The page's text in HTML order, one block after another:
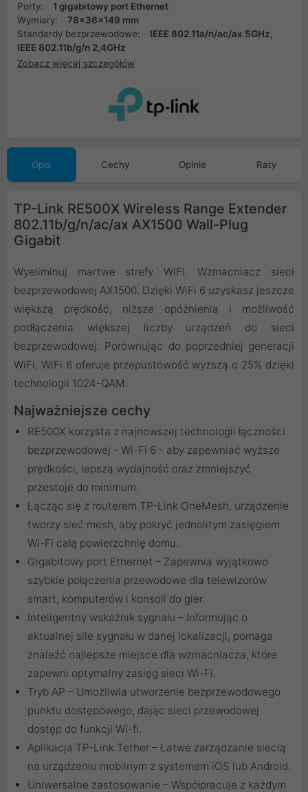
Porty:
1 gigabitowy port Ethernet
Wymiary:
78x36x149 mm
Standardy bezprzewodowe:
IEEE 802.11a/n/ac/ax 5GHz,
IEEE 802.11b/g/n 2,4GHz
Zobacz więcej szczegółów
Opis Cechy Opinie Raty
TP-Link RE500X Wireless Range Extender
802.11b/g/n/ac/ax AX1500 Wall-Plug
Gigabit
Wyeliminuj martwe strefy WiFi. Wzmacniacz sieci
bezprzewodowej AX1500. Dzięki WiFi 6 uzyskasz jeszcze
większą prędkość, niższe opóźnienia i możliwość
podłączenia większej liczby urządzeń do sieci
bezprzewodowej. Porównując do poprzedniej generacji
WiFi, WiFi 6 oferuje przepustowość wyższą o 25% dzięki
technologii 1024-QAM.
Najważniejsze cechy
RE500X korzysta z najnowszej technologii łączności
bezprzewodowej - Wi-Fi 6 - aby zapewniać wyższe
prędkości, lepszą wydajność oraz zmniejszyć
przestoje do minimum.
Łącząc się z routerem TP-Link OneMesh, urządzenie
tworzy sieć mesh, aby pokryć jednolitym zasięgiem
Wi-Fi całą powierzchnię domu.
Gigabitowy port Ethernet – Zapewnia wyjątkowo
szybkie połączenia przewodowe dla telewizorów
smart, komputerów i konsoli do gier.
Inteligentny wskaźnik sygnału – Informując o
aktualnej sile sygnału w danej lokalizacji, pomaga
znaleźć najlepsze miejsce dla wzmacniacza, które
zapewni optymalny zasięg sieci Wi-Fi.
Tryb AP – Umożliwia utworzenie bezprzewodowego
punktu dostępowego, dając sieci przewodowej
dostęp do funkcji Wi-fi.
Aplikacja TP-Link Tether – Łatwe zarządzanie siecią
na urządzeniu mobilnym z systemem iOS lub Android.
Uniwersalne zastosowanie – Współpracuje z każdym